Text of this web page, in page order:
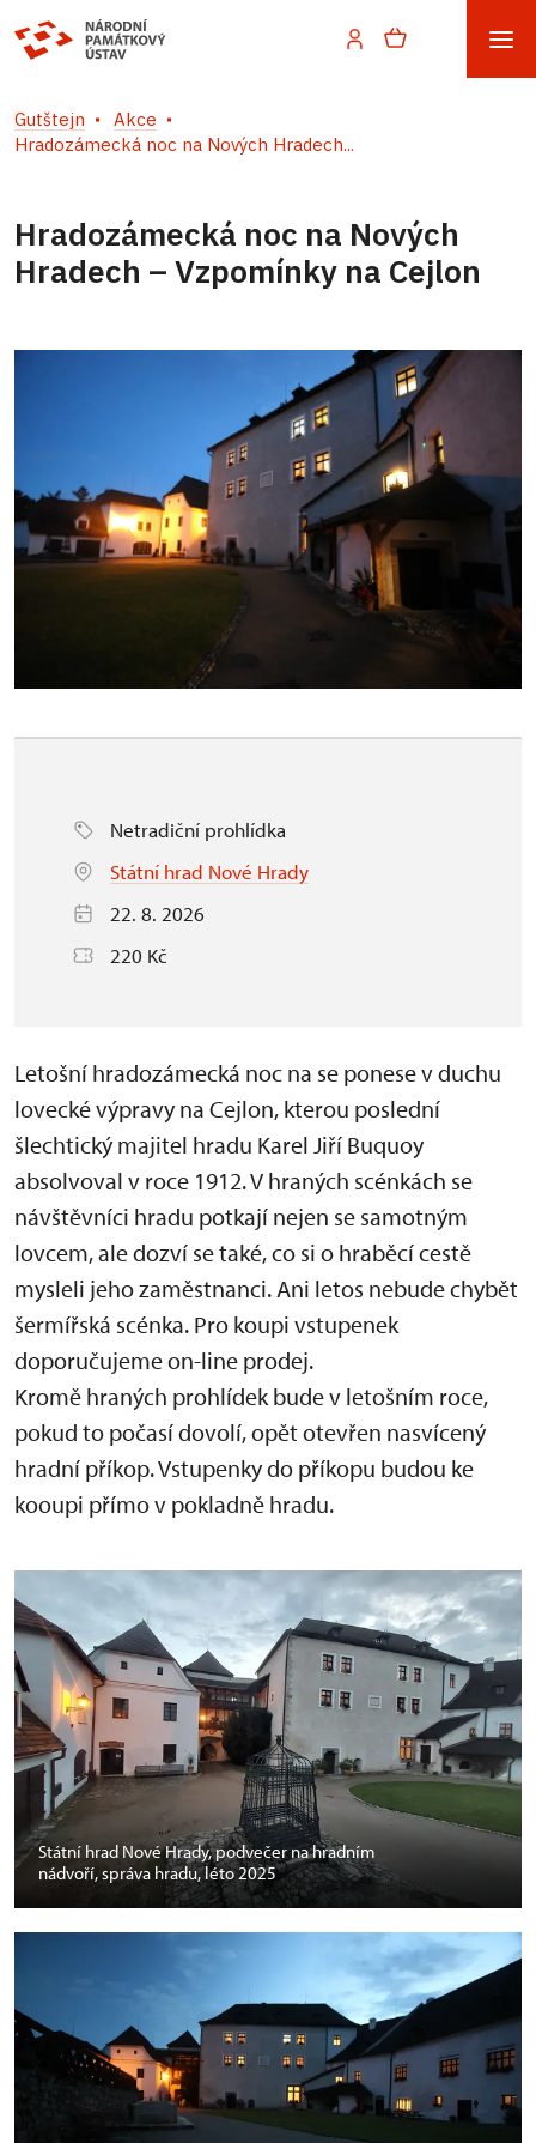
Gutštejn
Akce
Hradozámecká noc na Nových Hradech...
Hradozámecká noc na Nových
Hradech – Vzpomínky na Cejlon
Netradiční prohlídka
Státní hrad Nové Hrady
22. 8. 2026
220 Kč
Letošní hradozámecká noc na se ponese v duchu
lovecké výpravy na Cejlon, kterou poslední
šlechtický majitel hradu Karel Jiří Buquoy
absolvoval v roce 1912. V hraných scénkách se
návštěvníci hradu potkají nejen se samotným
lovcem, ale dozví se také, co si o hraběcí cestě
mysleli jeho zaměstnanci. Ani letos nebude chybět
šermířská scénka. Pro koupi vstupenek
doporučujeme on-line prodej.
Kromě hraných prohlídek bude v letošním roce,
pokud to počasí dovolí, opět otevřen nasvícený
hradní příkop. Vstupenky do příkopu budou ke
kooupi přímo v pokladně hradu.
Státní hrad Nové Hrady, podvečer na hradním
nádvoří, správa hradu, léto 2025